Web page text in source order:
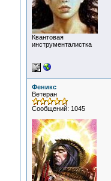
Квантовая
инструменталистка
Феникс
Ветеран
Сообщений: 1045